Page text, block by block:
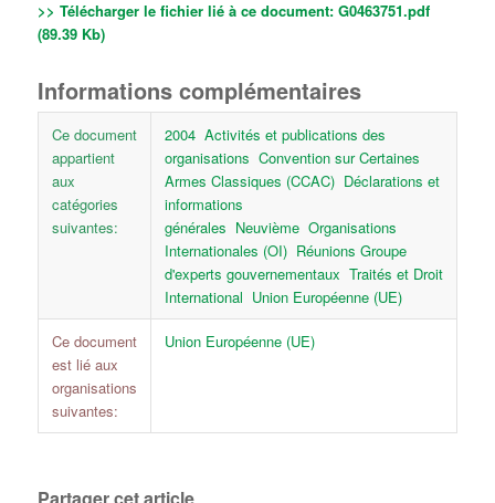
>> Télécharger le fichier lié à ce document: G0463751.pdf
(89.39 Kb)
Informations complémentaires
Ce document
appartient
aux
catégories
suivantes:
2004 Activités et publications des
organisations Convention sur Certaines
Armes Classiques (CCAC) Déclarations et
informations
générales Neuvième Organisations
Internationales (OI) Réunions Groupe
d'experts gouvernementaux Traités et Droit
International Union Européenne (UE)
Ce document
est lié aux
organisations
suivantes:
Union Européenne (UE)